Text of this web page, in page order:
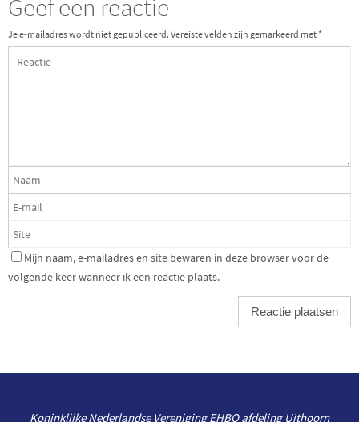
Geef een reactie
Je e-mailadres wordt niet gepubliceerd. Vereiste velden zijn gemarkeerd met *
Mijn naam, e-mailadres en site bewaren in deze browser voor de
volgende keer wanneer ik een reactie plaats.
Koninklijke Nederlandse Vereniging EHBO afdeling Uithoorn